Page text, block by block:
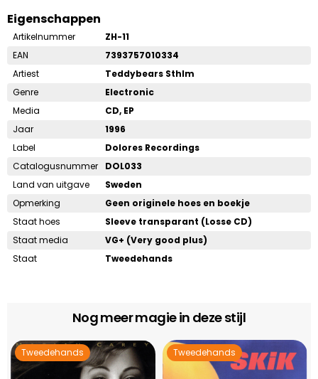
Eigenschappen
Artikelnummer
ZH-11
EAN
7393757010334
Artiest
Teddybears Sthlm
Genre
Electronic
Media
CD, EP
Jaar
1996
Label
Dolores Recordings
Catalogusnummer
DOL033
Land van uitgave
Sweden
Opmerking
Geen originele hoes en boekje
Staat hoes
Sleeve transparant (Losse CD)
Staat media
VG+ (Very good plus)
Staat
Tweedehands
Nog meer magie in deze stijl
Tweedehands Tweedehands